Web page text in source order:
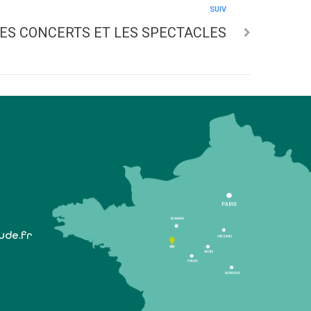
SUIV
CONCERTS ET LES SPECTACLES